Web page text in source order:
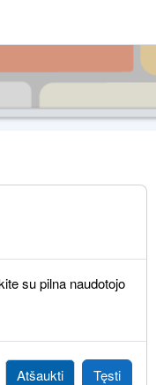
su pilna naudotojo
Atšaukti Tęsti